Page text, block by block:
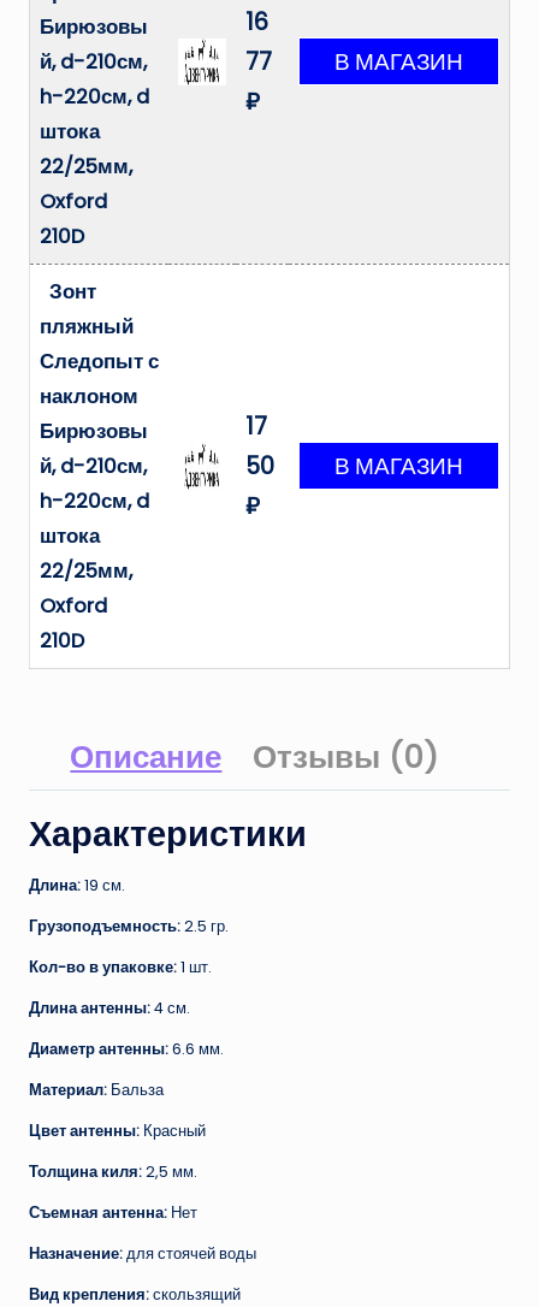
Бирюзовы
й, d-210см,
h-220см, d
штока
22/25мм,
Oxford
210D
16
77
₽
Зонт
пляжный
Следопыт с
наклоном
Бирюзовы
й, d-210см,
h-220см, d
штока
22/25мм,
Oxford
210D
17
50
₽
Описание Отзывы (0)
Характеристики
Длина:19 см.
Грузоподъемность:2.5 гр.
Кол-во в упаковке:1 шт.
Длина антенны:4 см.
Диаметр антенны:6.6 мм.
Материал: Бальза
Цвет антенны: Красный
Толщина киля:2,5 мм.
Съемная антенна: Нет
Назначение:для стоячей воды
Вид крепления:скользящий